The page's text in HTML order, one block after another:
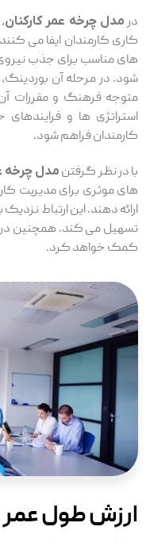
در مدل چرخه عمر کارکنان
کاری کارمندان ایفا می‌
‌های مناسب برای جذب
‌شود. در مرحله آن
متوجه فرهنگ و مقررات
استراتژی ‌ها و
کارمندان فراهم شود.
با در نظر گرفتنمدل چرخه
‌های موثری برای مدیریت
ارائه دهند. این ارتباط
تسهیل می‌ کند. همچنین در
کمک خواهد کرد.
ارزش طول